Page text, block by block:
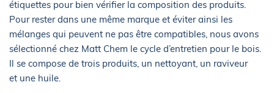
étiquettes pour bien vérifier la composition des produits.
Pour rester dans une même marque et éviter ainsi les
mélanges qui peuvent ne pas être compatibles, nous avons
sélectionné chez Matt Chem le cycle d’entretien pour le bois.
Il se compose de trois produits, un nettoyant, un raviveur
et une huile.